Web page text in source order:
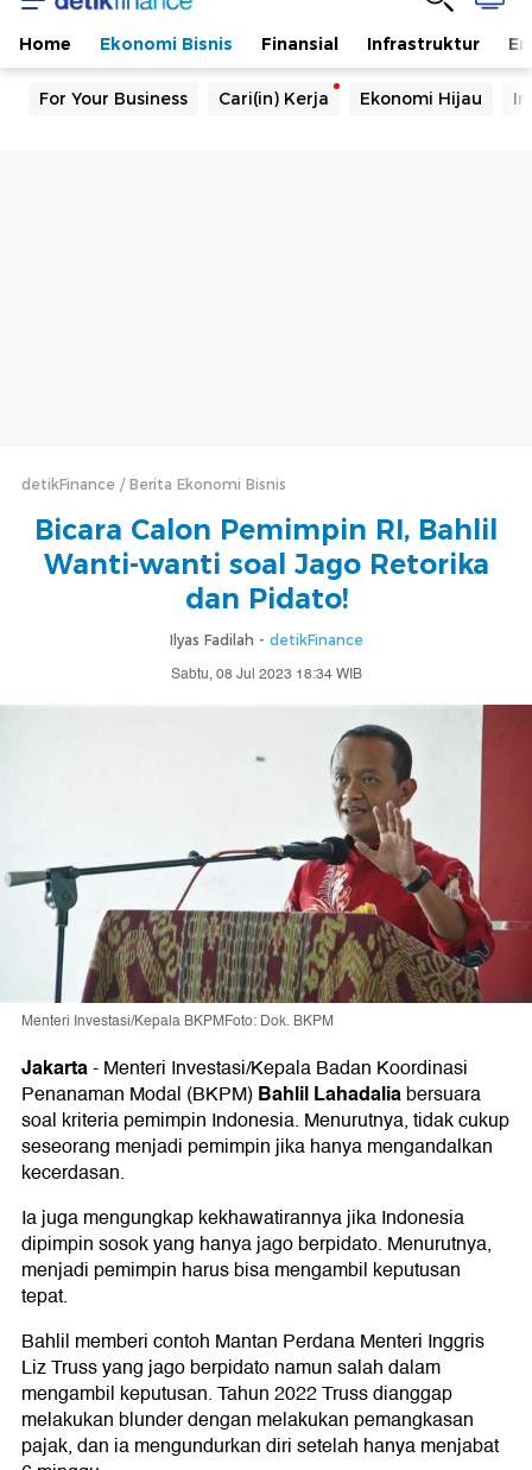
Home Ekonomi Bisnis Finansial Infrastruktur
For Your Business Cari(in) Kerja Ekonomi Hijau
detikFinance Berita Ekonomi Bisnis
Bicara Calon Pemimpin RI, Bahlil
Wanti-wanti soal Jago Retorika
dan Pidato!
Ilyas Fadilah - detikFinance
Sabtu, 08 Jul 2023 18:34 WIB
Menteri Investasi/Kepala BKPMFoto: Dok. BKPM
Jakarta-Menteri Investasi/Kepala Badan Koordinasi
Penanaman Modal (BKPM)Bahlil Lahadaliabersuara
soal kriteria pemimpin Indonesia. Menurutnya, tidak cukup
seseorang menjadi pemimpin jika hanya mengandalkan
kecerdasan.
Ia juga mengungkap kekhawatirannya jika Indonesia
dipimpin sosok yang hanya jago berpidato. Menurutnya,
menjadi pemimpin harus bisa mengambil keputusan
tepat.
Bahlil memberi contoh Mantan Perdana Menteri Inggris
Liz Truss yang jago berpidato namun salah dalam
mengambil keputusan. Tahun 2022 Truss dianggap
melakukan blunder dengan melakukan pemangkasan
pajak, dan ia mengundurkan diri setelah hanya menjabat